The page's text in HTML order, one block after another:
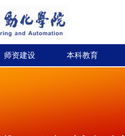
师资建设 本科教育